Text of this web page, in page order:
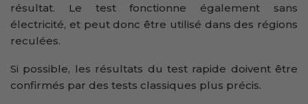
résultat. Le test fonctionne également sans
électricité, et peut donc être utilisé dans des régions
reculées.
Si possible, les résultats du test rapide doivent être
confirmés par des tests classiques plus précis.